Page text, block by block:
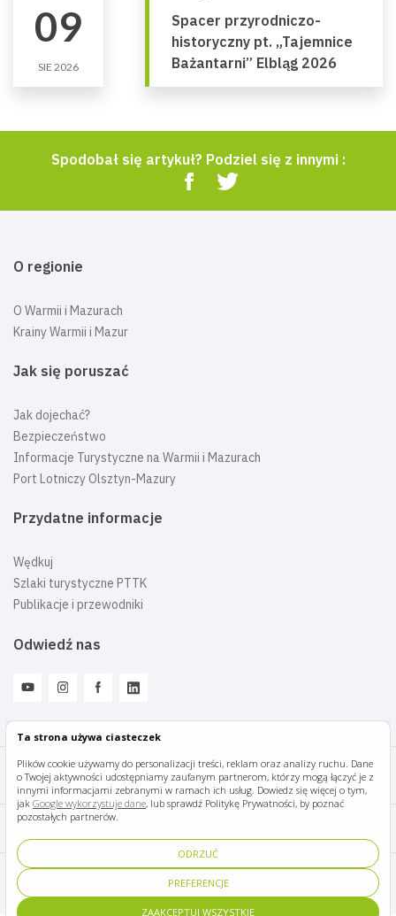
Ta strona używa ciasteczek
Plików cookie używamy do personalizacji treści, reklam oraz analizy ruchu. Dane
o Twojej aktywności udostępniamy zaufanym partnerom, którzy mogą łączyć je z
innymi informacjami zebranymi w ramach ich usług. Dowiedz się więcej o tym,
jak Google wykorzystuje dane, lub sprawdź Politykę Prywatności, by poznać
pozostałych partnerów.
ODRZUĆ
PREFERENCJE
ZAAKCEPTUJ WSZYSTKIE
09
SIE 2026
Spacer przyrodniczo-
historyczny pt. „Tajemnice
Bażantarni” Elbląg 2026
Spodobał się artykuł? Podziel się z innymi :
O regionie
O Warmii i Mazurach
Krainy Warmii i Mazur
Jak się poruszać
Jak dojechać?
Bezpieczeństwo
Informacje Turystyczne na Warmii i Mazurach
Port Lotniczy Olsztyn-Mazury
Przydatne informacje
Wędkuj
Szlaki turystyczne PTTK
Publikacje i przewodniki
Odwiedź nas
Mazury Travel © 2026
Polityka prywatności